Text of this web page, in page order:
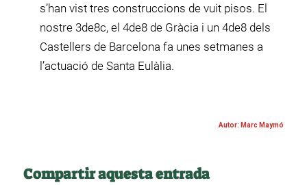
s’han vist tres construccions de vuit pisos. El
nostre 3de8c, el 4de8 de Gràcia i un 4de8 dels
Castellers de Barcelona fa unes setmanes a
l’actuació de Santa Eulàlia.
Autor: Marc Maymó
Compartir aquesta entrada